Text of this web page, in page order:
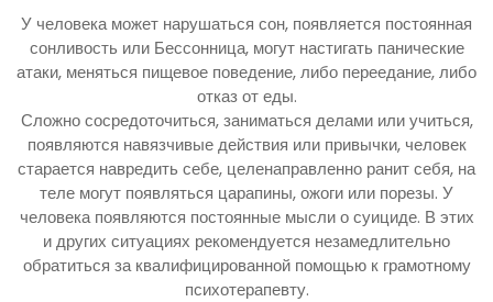
У человека может нарушаться сон, появляется постоянная
сонливость или Бессонница, могут настигать панические
атаки, меняться пищевое поведение, либо переедание, либо
отказ от еды.
Сложно сосредоточиться, заниматься делами или учиться,
появляются навязчивые действия или привычки, человек
старается навредить себе, целенаправленно ранит себя, на
теле могут появляться царапины, ожоги или порезы. У
человека появляются постоянные мысли о суициде. В этих
и других ситуациях рекомендуется незамедлительно
обратиться за квалифицированной помощью к грамотному
психотерапевту.